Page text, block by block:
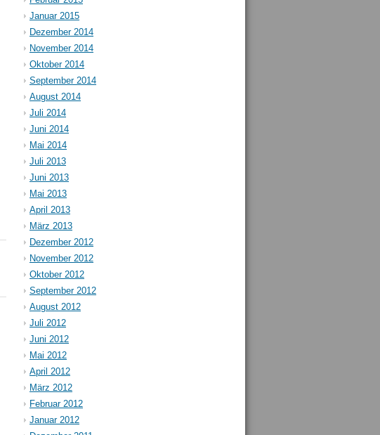
Januar 2015
Dezember 2014
November 2014
Oktober 2014
September 2014
August 2014
Juli 2014
Juni 2014
Mai 2014
Juli 2013
Juni 2013
Mai 2013
April 2013
März 2013
Dezember 2012
November 2012
Oktober 2012
September 2012
August 2012
Juli 2012
Juni 2012
Mai 2012
April 2012
März 2012
Februar 2012
Januar 2012